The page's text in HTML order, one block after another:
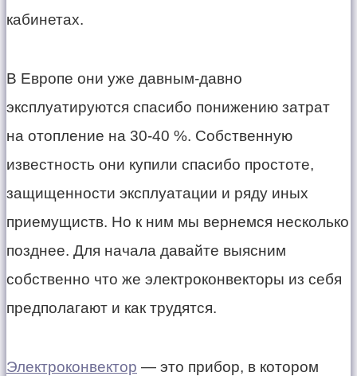
кабинетах.
В Европе они уже давным-давно
эксплуатируются спасибо понижению затрат
на отопление на 30-40 %. Собственную
известность они купили спасибо простоте,
защищенности эксплуатации и ряду иных
приемущиств. Но к ним мы вернемся несколько
позднее. Для начала давайте выясним
собственно что же электроконвекторы из себя
предполагают и как трудятся.
Электроконвектор — это прибор, в котором